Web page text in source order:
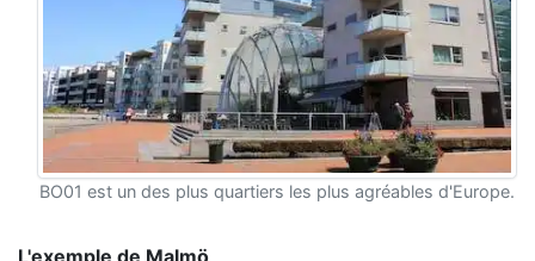
BO01 est un des plus quartiers les plus agréables d'Europe.
L'exemple de Malmö